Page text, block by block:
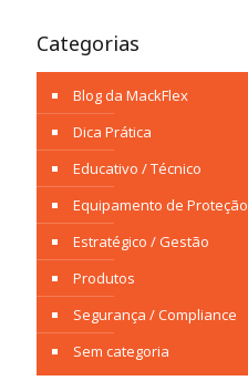
Categorias
Blog da MackFlex
Dica Prática
Educativo / Técnico
Equipamento de Proteção
Estratégico / Gestão
Produtos
Segurança / Compliance
Sem categoria